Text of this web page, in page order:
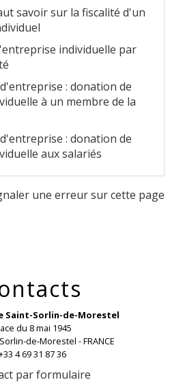
savoir sur la fiscalité d'un
individuelle par
: donation de
à un membre de la
: donation de
aux salariés
une erreur sur cette page
Saint-Sorlin-de-Morestel
du 8 mai 1945
de-Morestel - FRANCE
4 69 31 87 36
par formulaire